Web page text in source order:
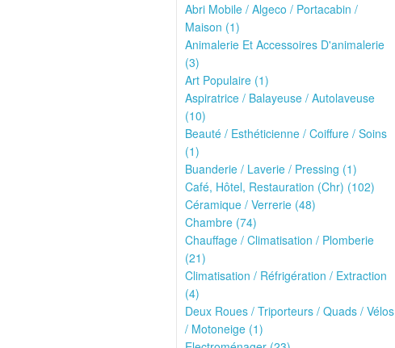
Abri Mobile / Algeco / Portacabin /
Maison (1)
Animalerie Et Accessoires D'animalerie
(3)
Art Populaire (1)
Aspiratrice / Balayeuse / Autolaveuse
(10)
Beauté / Esthéticienne / Coiffure / Soins
(1)
Buanderie / Laverie / Pressing (1)
Café, Hôtel, Restauration (Chr) (102)
Céramique / Verrerie (48)
Chambre (74)
Chauffage / Climatisation / Plomberie
(21)
Climatisation / Réfrigération / Extraction
(4)
Deux Roues / Triporteurs / Quads / Vélos
/ Motoneige (1)